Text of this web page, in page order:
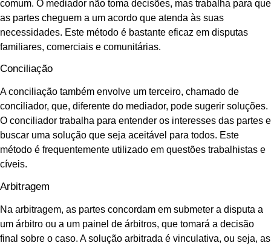
comum. O mediador não toma decisões, mas trabalha para que
as partes cheguem a um acordo que atenda às suas
necessidades. Este método é bastante eficaz em disputas
familiares, comerciais e comunitárias.
Conciliação
A conciliação também envolve um terceiro, chamado de
conciliador, que, diferente do mediador, pode sugerir soluções.
O conciliador trabalha para entender os interesses das partes e
buscar uma solução que seja aceitável para todos. Este
método é frequentemente utilizado em questões trabalhistas e
cíveis.
Arbitragem
Na arbitragem, as partes concordam em submeter a disputa a
um árbitro ou a um painel de árbitros, que tomará a decisão
final sobre o caso. A solução arbitrada é vinculativa, ou seja, as